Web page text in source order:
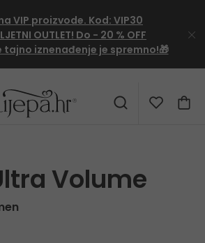
VIP proizvode. Kod: VIP30
OUTLET! Do - 20 % OFF
tajno iznenađenje je spremno!🎁
Volume